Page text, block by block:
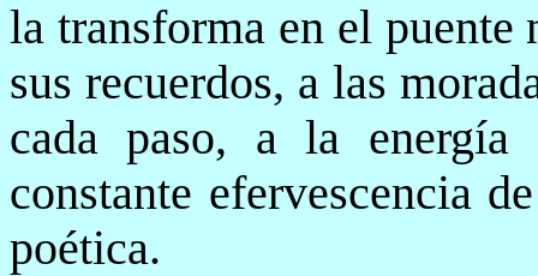
la transforma en el puente
sus recuerdos, a las
cada paso, a la
constante efervescencia
poética.